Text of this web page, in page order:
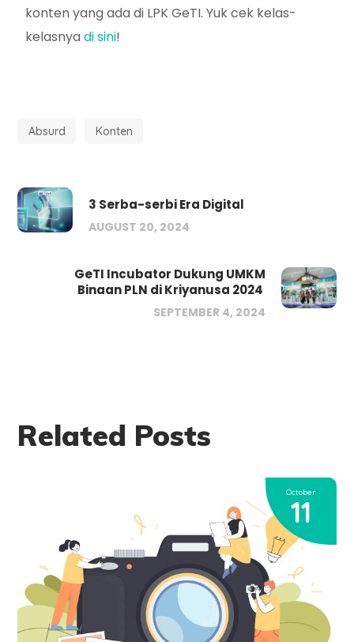
konten yang ada di LPK GeTI. Yuk cek kelas-
kelasnyadi sini!
Absurd Konten
3 Serba-serbi Era Digital
AUGUST 20, 2024
GeTI Incubator Dukung UMKM
Binaan PLN di Kriyanusa 2024
SEPTEMBER 4, 2024
Related Posts
October
11